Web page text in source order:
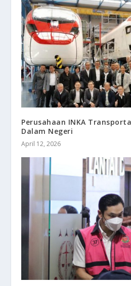
Perusahaan INKA
Dalam Negeri
April 12, 2026